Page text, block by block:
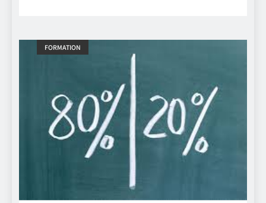
FORMATION